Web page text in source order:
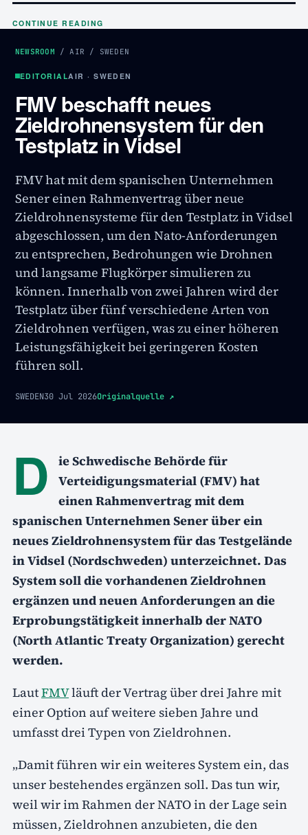
CONTINUE READING
NEWSROOM /AIR / SWEDEN
EDITORIALAIR · SWEDEN
FMV beschafft neues
Zieldrohnensystem für den
Testplatz in Vidsel
FMV hat mit dem spanischen Unternehmen
Sener einen Rahmenvertrag über neue
Zieldrohnensysteme für den Testplatz in Vidsel
abgeschlossen, um den Nato-Anforderungen
zu entsprechen, Bedrohungen wie Drohnen
und langsame Flugkörper simulieren zu
können. Innerhalb von zwei Jahren wird der
Testplatz über fünf verschiedene Arten von
Zieldrohnen verfügen, was zu einer höheren
Leistungsfähigkeit bei geringeren Kosten
führen soll.
SWEDEN30 Jul 2026Originalquelle ↗
D
ie Schwedische Behörde für
Verteidigungsmaterial (FMV) hat
einen Rahmenvertrag mit dem
spanischen Unternehmen Sener über ein
neues Zieldrohnensystem für das Testgelände
in Vidsel (Nordschweden) unterzeichnet. Das
System soll die vorhandenen Zieldrohnen
ergänzen und neuen Anforderungen an die
Erprobungstätigkeit innerhalb der NATO
(North Atlantic Treaty Organization) gerecht
werden.
LautFMVläuft der Vertrag über drei Jahre mit
einer Option auf weitere sieben Jahre und
umfasst drei Typen von Zieldrohnen.
„Damit führen wir ein weiteres System ein, das
unser bestehendes ergänzen soll. Das tun wir,
weil wir im Rahmen der NATO in der Lage sein
müssen, Zieldrohnen anzubieten, die den